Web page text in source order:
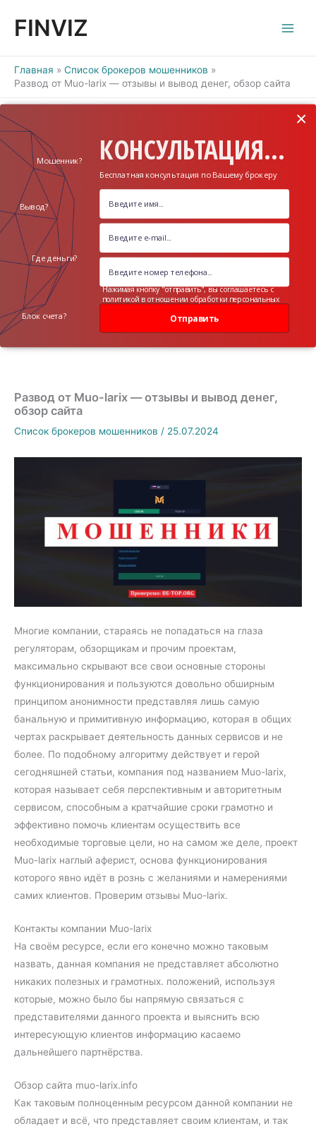
FINVIZ
Главная
Список брокеров мошенников
Развод от Muo-larix — отзывы и вывод денег, обзор сайта
КОНСУЛЬТАЦИЯ...
Бесплатная консультация по Вашему брокеру
Мошенник?
Вывод?
Где деньги?
Блок счета? Отправить
×
Нажимая кнопку "отправить", вы соглашаетесь с
политикой в отношении обработки персональных
Развод от Muo-larix — отзывы и вывод денег,
обзор сайта
Список брокеров мошенников / 25.07.2024
Многие компании, стараясь не попадаться на глаза
регуляторам, обзорщикам и прочим проектам,
максимально скрывают все свои основные стороны
функционирования и пользуются довольно обширным
принципом анонимности представляя лишь самую
банальную и примитивную информацию, которая в общих
чертах раскрывает деятельность данных сервисов и не
более. По подобному алгоритму действует и герой
сегодняшней статьи, компания под названием Muo-larix,
которая называет себя перспективным и авторитетным
сервисом, способным а кратчайшие сроки грамотно и
эффективно помочь клиентам осуществить все
необходимые торговые цели, но на самом же деле, проект
Muo-larix наглый аферист, основа функционирования
которого явно идёт в рознь с желаниями и намерениями
самих клиентов. Проверим отзывы Muo-larix.
Контакты компании Muo-larix
На своём ресурсе, если его конечно можно таковым
назвать, данная компания не представляет абсолютно
никаких полезных и грамотных. положений, используя
которые, можно было бы напрямую связаться с
представителями данного проекта и выяснить всю
интересующую клиентов информацию касаемо
дальнейшего партнёрства.
Обзор сайта muo-larix.info
Как таковым полноценным ресурсом данной компании не
обладает и всё, что представляет своим клиентам, и так